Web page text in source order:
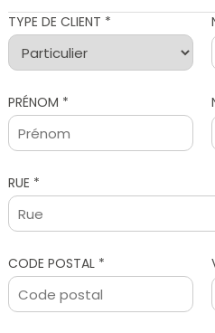
TYPE DE CLIENT *
PRÉNOM *
RUE *
CODE POSTAL *